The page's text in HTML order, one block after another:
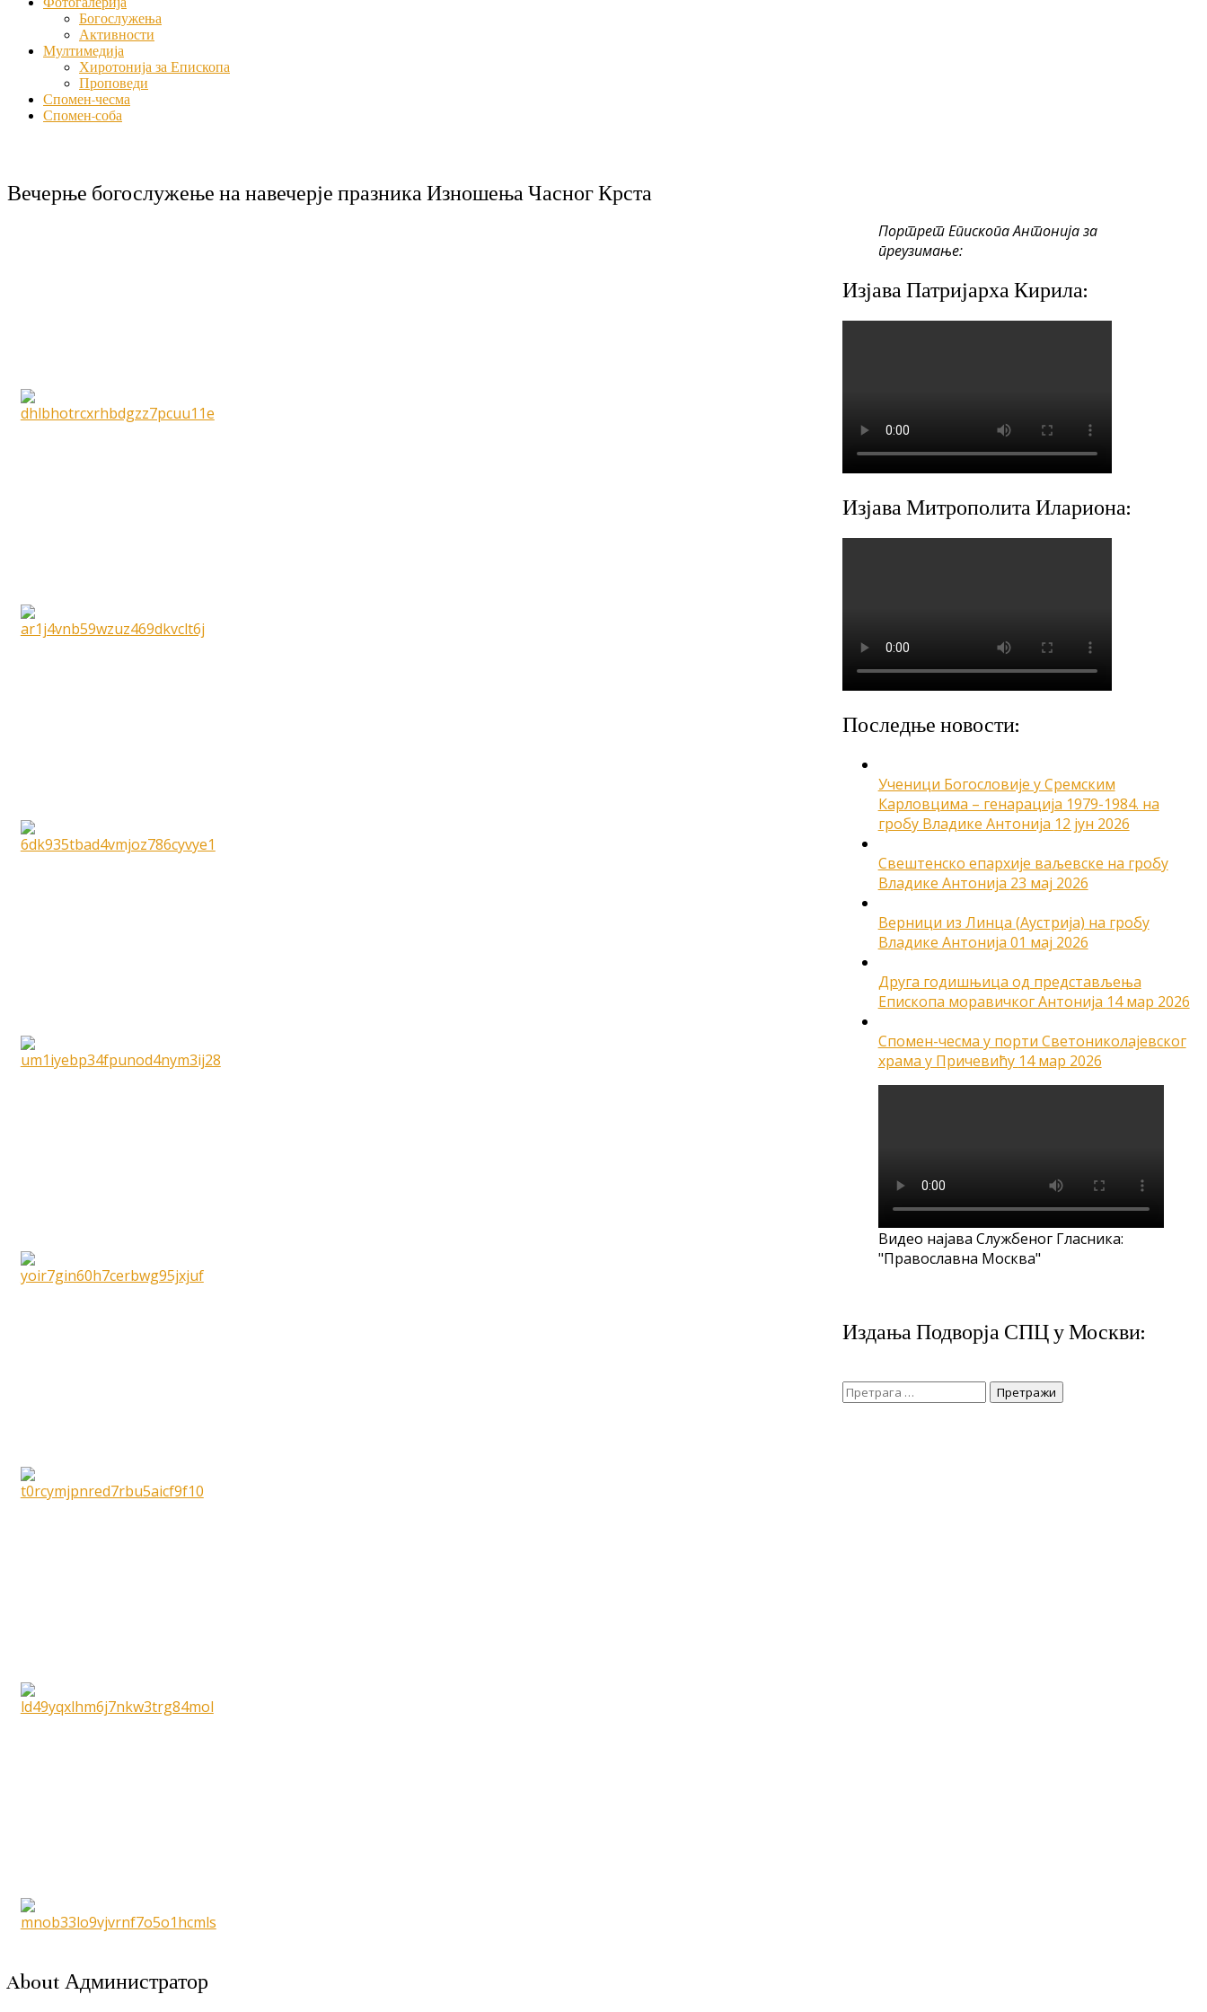
Богослужења
Активности
Мултимедија
Хиротонија за Епископа
Проповеди
Спомен-чесма
Спомен-соба
Вечерње богослужење на навечерје празника Изношења Часног Крста
About Администратор
Портрет Епископа Антонија за
преузимање:
Изјава Патријарха Кирила:
Изјава Митрополита Илариона:
Последње новости:
Ученици Богословије у Сремским
Карловцима – генарација 1979-1984. на
гробу Владике Антонија 12 јун 2026
Свештенско епархије ваљевске на гробу
Владике Антонија 23 мај 2026
Верници из Линца (Аустрија) на гробу
Владике Антонија 01 мај 2026
Друга годишњица од представљења
Епископа моравичког Антонија 14 мар 2026
Спомен-чесма у порти Светониколајевског
храма у Причевићу 14 мар 2026
Видео најава Службеног Гласника:
"Православна Москва"
Издања Подворја СПЦ у Москви:
Претрага